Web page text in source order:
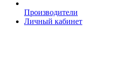
Производители
Личный кабинет